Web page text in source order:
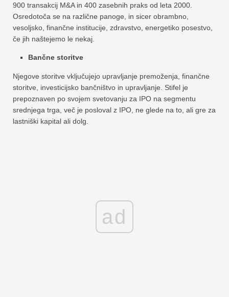
900 transakcij M&A in 400 zasebnih praks od leta 2000.
Osredotoča se na različne panoge, in sicer obrambno,
vesoljsko, finančne institucije, zdravstvo, energetiko posestvo,
če jih naštejemo le nekaj.
Bančne storitve
Njegove storitve vključujejo upravljanje premoženja, finančne
storitve, investicijsko bančništvo in upravljanje. Stifel je
prepoznaven po svojem svetovanju za IPO na segmentu
srednjega trga, več je posloval z IPO, ne glede na to, ali gre za
lastniški kapital ali dolg.
ad